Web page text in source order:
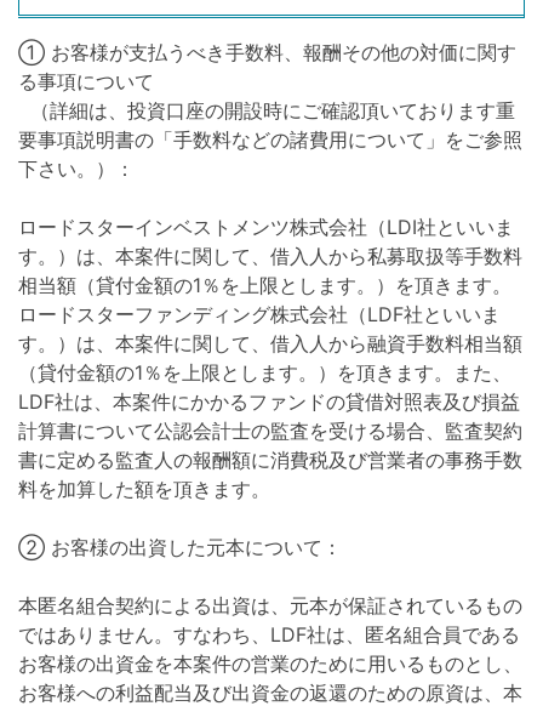
① お客様が支払うべき手数料、報酬その他の対価に関す
る事項について
（詳細は、投資口座の開設時にご確認頂いております重
要事項説明書の「手数料などの諸費用について」をご参照
下さい。）：
ロードスターインベストメンツ株式会社（LDI社といいま
す。）は、本案件に関して、借入人から私募取扱等手数料
相当額（貸付金額の1％を上限とします。）を頂きます。
ロードスターファンディング株式会社（LDF社といいま
す。）は、本案件に関して、借入人から融資手数料相当額
（貸付金額の1％を上限とします。）を頂きます。また、
LDF社は、本案件にかかるファンドの貸借対照表及び損益
計算書について公認会計士の監査を受ける場合、監査契約
書に定める監査人の報酬額に消費税及び営業者の事務手数
料を加算した額を頂きます。
② お客様の出資した元本について：
本匿名組合契約による出資は、元本が保証されているもの
ではありません。すなわち、LDF社は、匿名組合員である
お客様の出資金を本案件の営業のために用いるものとし、
お客様への利益配当及び出資金の返還のための原資は、本